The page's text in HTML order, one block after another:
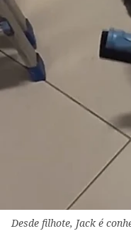
Desde filhote, Jack é